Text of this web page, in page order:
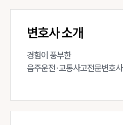
변호사 소개
경험이 풍부한
음주운전·교통사고전문변호사